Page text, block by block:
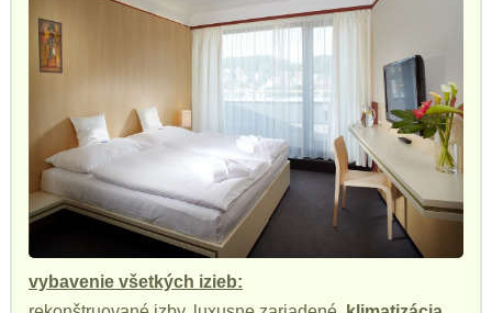
vybavenie všetkých izieb: